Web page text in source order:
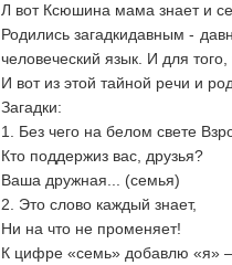
Л вот Ксюшина мама знает и
Родились загадкидавным -
человеческий язык. И для
И вот из этой тайной речи и
Загадки:
1. Без чего на белом свете
Кто поддержиз вас, друзья?
Ваша дружная... (семья)
2. Это слово каждый знает,
Ни на что не променяет!
К цифре «семь» добавлю «я»